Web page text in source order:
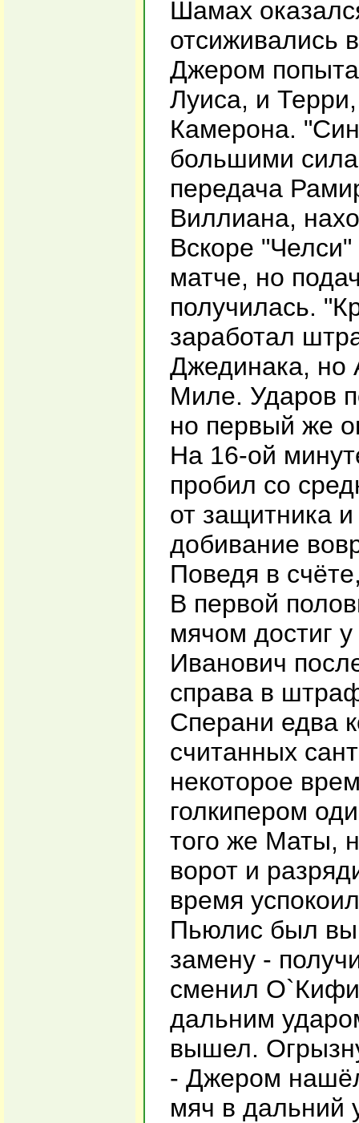
Шамах
отсиживались
Джером
Луиса, и
Камерона.
большими
передача
Виллиана,
Вскоре
матче, но
получилась.
заработал
Джединака, но
Миле. Ударов
но первый же
На 16-ой
пробил со
от защитника
добивание
Поведя в
В первой
мячом достиг
Иванович
справа в
Сперани едва
считанных
некоторое
голкипером
того же Маты,
ворот и
время
Пьюлис был
замену -
сменил
дальним
вышел.
- Джером
мяч в дальний